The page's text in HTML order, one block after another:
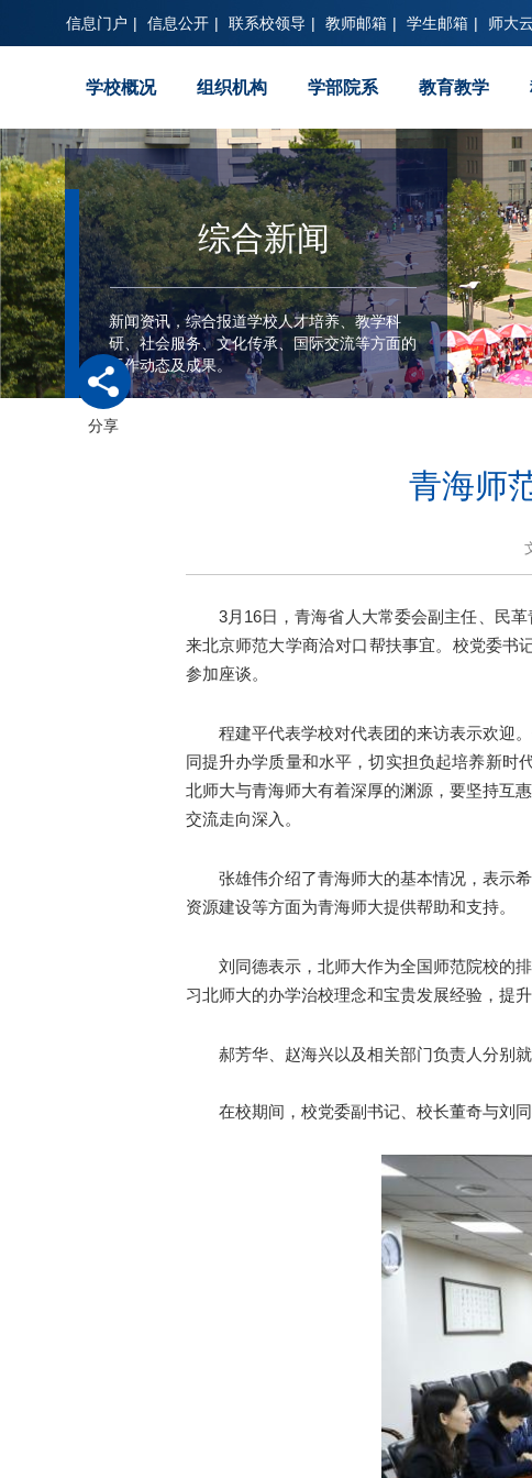
信息门户 | 信息公开 | 联系校领导 | 教师邮箱 | 学生邮箱 | 师大
学校概况 组织机构 学部院系 教育教学
综合新闻
新闻资讯，综合报道学校人才培养、教学科
研、社会服务、文化传承、国际交流等方面的
工作动态及成果。
分享
青海师
3月16日，青海省人大常委会副主任、民
来北京师范大学商洽对口帮扶事宜。校党委书
参加座谈。
程建平代表学校对代表团的来访表示欢迎
同提升办学质量和水平，切实担负起培养新时
北师大与青海师大有着深厚的渊源，要坚持互
交流走向深入。
张雄伟介绍了青海师大的基本情况，表示
资源建设等方面为青海师大提供帮助和支持。
刘同德表示，北师大作为全国师范院校的
习北师大的办学治校理念和宝贵发展经验，提升
郝芳华、赵海兴以及相关部门负责人分别
在校期间，校党委副书记、校长董奇与刘